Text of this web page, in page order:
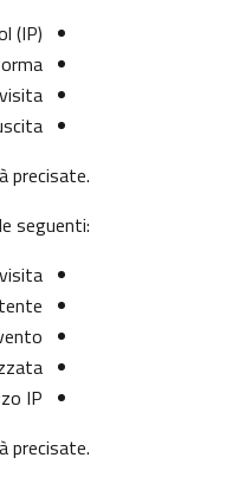
(IP);
precisate.
seguenti:
IP.
precisate.